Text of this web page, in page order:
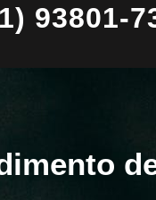
93801-